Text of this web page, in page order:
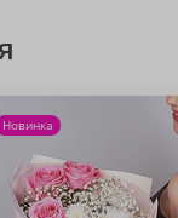
Новинка